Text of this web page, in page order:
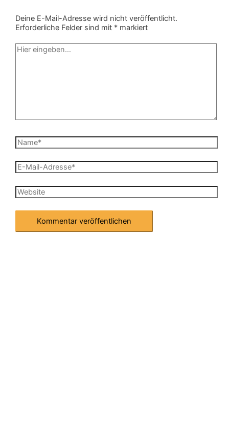
Deine E-Mail-Adresse wird nicht veröffentlicht.
Erforderliche Felder sind mit * markiert
Hier
eingeben…
Name*
E-
Mail-
Website